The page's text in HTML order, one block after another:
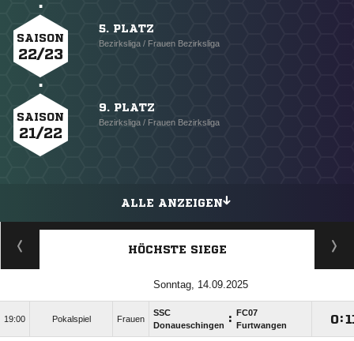
SAISON
22/23
5. PLATZ
Bezirksliga / Frauen Bezirksliga
SAISON
21/22
9. PLATZ
Bezirksliga / Frauen Bezirksliga
ALLE ANZEIGEN
HÖCHSTE SIEGE
Sonntag, 14.09.2025
19:00 Pokalspiel Frauen
SSC
Donaueschingen :
FC07
Furtwangen
: